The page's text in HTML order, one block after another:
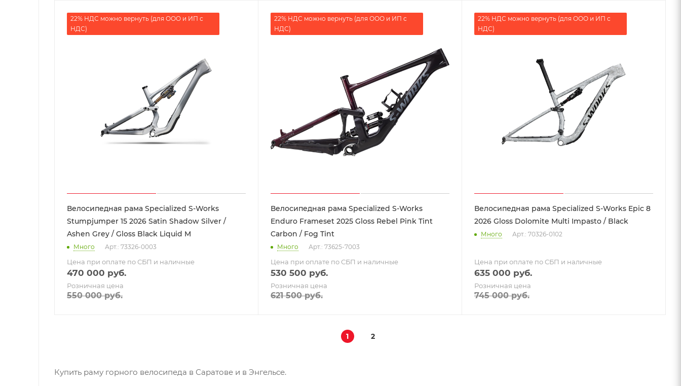
22% НДС можно вернуть (для ООО и ИП с
НДС)
Велосипедная рама Specialized S-Works
Stumpjumper 15 2026 Satin Shadow Silver /
Ashen Grey / Gloss Black Liquid M
Много Арт.: 73326-0003
Цена при оплате по СБП и наличные
470 000 руб.
Розничная цена
550 000руб.
22% НДС можно вернуть (для ООО и ИП с
НДС)
Велосипедная рама Specialized S-Works
Enduro Frameset 2025 Gloss Rebel Pink Tint
Carbon / Fog Tint
Много Арт.: 73625-7003
Цена при оплате по СБП и наличные
530 500 руб.
Розничная цена
621 500руб.
22% НДС можно вернуть (для ООО и ИП с
НДС)
Велосипедная рама Specialized S-Works Epic 8
2026 Gloss Dolomite Multi Impasto / Black
Много Арт.: 70326-0102
Цена при оплате по СБП и наличные
635 000 руб.
Розничная цена
745 000руб.
1 2
Купить раму горного велосипеда в Саратове и в Энгельсе.